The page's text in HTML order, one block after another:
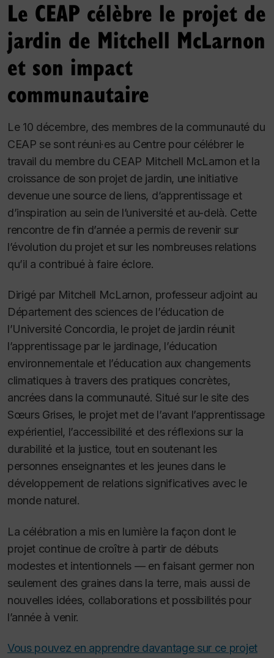
Le CEAP célèbre le projet de
jardin de Mitchell McLarnon
et son impact
communautaire
Le 10 décembre, des membres de la communauté du
CEAP se sont réuni·es au Centre pour célébrer le
travail du membre du CEAP Mitchell McLarnon et la
croissance de son projet de jardin, une initiative
devenue une source de liens, d’apprentissage et
d’inspiration au sein de l’université et au-delà. Cette
rencontre de fin d’année a permis de revenir sur
l’évolution du projet et sur les nombreuses relations
qu’il a contribué à faire éclore.
Dirigé par Mitchell McLarnon, professeur adjoint au
Département des sciences de l’éducation de
l’Université Concordia, le projet de jardin réunit
l’apprentissage par le jardinage, l’éducation
environnementale et l’éducation aux changements
climatiques à travers des pratiques concrètes,
ancrées dans la communauté. Situé sur le site des
Sœurs Grises, le projet met de l’avant l’apprentissage
expérientiel, l’accessibilité et des réflexions sur la
durabilité et la justice, tout en soutenant les
personnes enseignantes et les jeunes dans le
développement de relations significatives avec le
monde naturel.
La célébration a mis en lumière la façon dont le
projet continue de croître à partir de débuts
modestes et intentionnels — en faisant germer non
seulement des graines dans la terre, mais aussi de
nouvelles idées, collaborations et possibilités pour
l’année à venir.
Vous pouvez en apprendre davantage sur ce projet